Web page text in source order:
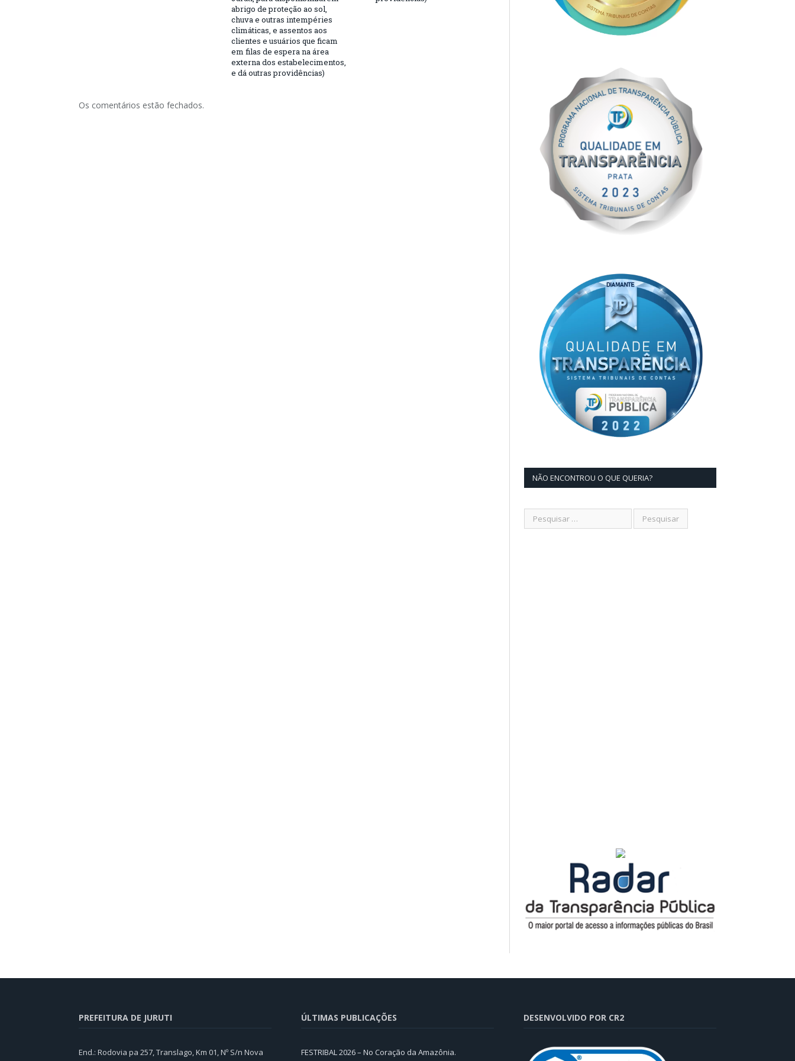
abrigo de proteção ao sol,
chuva e outras intempéries
climáticas, e assentos aos
clientes e usuários que ficam
em filas de espera na área
externa dos estabelecimentos,
e dá outras providências)
Os comentários estão fechados.
NÃO ENCONTROU O QUE QUERIA?
PREFEITURA DE JURUTI
End.: Rodovia pa 257, Translago, Km 01, Nº S/n Nova
ÚLTIMAS PUBLICAÇÕES
FESTRIBAL 2026 – No Coração da Amazônia.
DESENVOLVIDO POR CR2